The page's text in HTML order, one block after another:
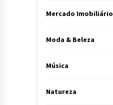
Mercado Imobiliário
Moda & Beleza
Música
Natureza